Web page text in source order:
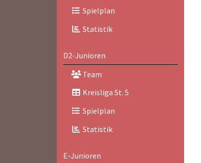
Spielplan
Statistik
D2-Junioren
Team
Kreisliga St. 5
Spielplan
Statistik
E-Junioren